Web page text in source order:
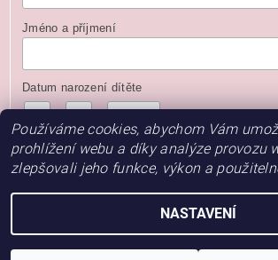
Jméno a příjmení
Datum narození dítěte
2026 © Baby Store, všechna práva
Používáme cookies, abychom Vám
prohlížení webu a díky analýze provozu
zlepšovali jeho funkce, výkon a
NASTAVENÍ